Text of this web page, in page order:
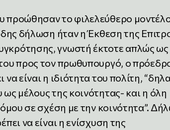
προώθησαν το φιλελεύθερο
δήλωση ήταν η Έκθεση της
γνωστή έκτοτε απλώς ως
προς τον πρωθυπουργό, ο
είναι η ιδιότητα του πολίτη,
μέλους της κοινότητας- και η όλη
σε σχέση με την κοινότητα”.
να είναι η ενίσχυση της